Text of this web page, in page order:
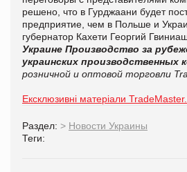
решено, что в Гурджаани будет
предприятие, чем в Польше и
губернатор Кахети Георгий
Украине Производство за
украинских производственных
розничной и оптовой торговли
Ексклюзивні матеріали
Раздел: > Новости Украины
Теги: